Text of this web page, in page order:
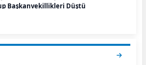
Başkanvekillikleri Düştü